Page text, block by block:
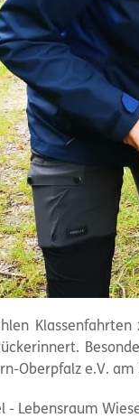
Oberpfalz e.V.
- Lebensraum